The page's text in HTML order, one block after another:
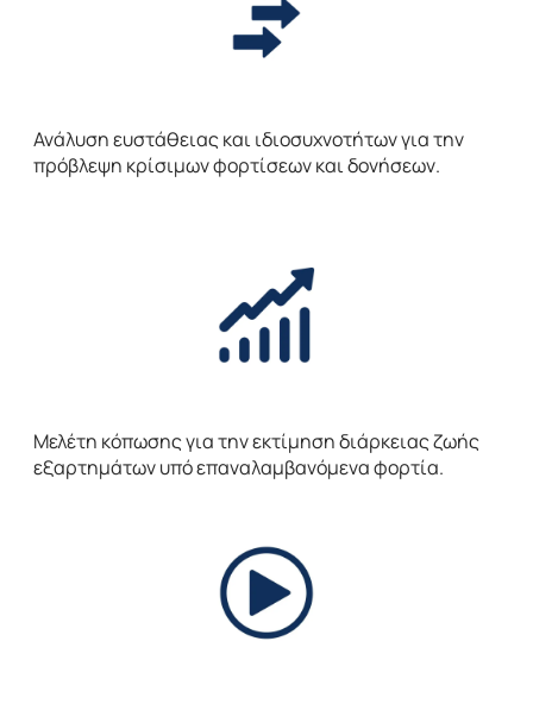
Ανάλυση ευστάθειας και ιδιοσυχνοτήτων για την
πρόβλεψη κρίσιμων φορτίσεων και δονήσεων.
Μελέτη κόπωσης για την εκτίμηση διάρκειας ζωής
εξαρτημάτων υπό επαναλαμβανόμενα φορτία.